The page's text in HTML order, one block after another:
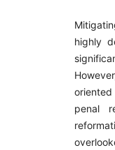
highly
penal